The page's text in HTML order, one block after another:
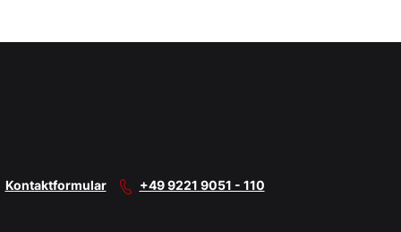
Kontaktformular +49 9221 9051 - 110